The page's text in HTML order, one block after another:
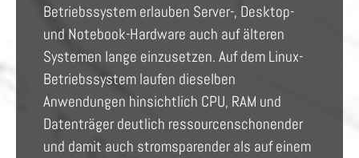
Betriebssystem erlauben Server-, Desktop-
und Notebook-Hardware auch auf älteren
Systemen lange einzusetzen. Auf dem Linux-
Betriebssystem laufen dieselben
Anwendungen hinsichtlich CPU, RAM und
Datenträger deutlich ressourcenschonender
und damit auch stromsparender als auf einem